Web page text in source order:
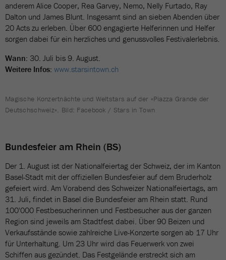
anderem Alice Cooper, Rea Garvey, Nemo, Nelly Furtado, Ray
Dalton und James Blunt. Insgesamt sind an sieben Abenden über
20 Acts zu erleben. Über 600 engagierte Helferinnen und Helfer
sorgen dabei für ein herzliches und genussvolles Festivalerlebnis.
Wann: 30. Juli bis 9. August.
Weitere Infos: www.starsintown.ch
Magische Konzertnächte und Weltstars auf der «Piazza Grande der
Deutschschweiz». Bild: Facebook / Stars in Town
Bundesfeier am Rhein (BS)
Der 1. August ist der Nationalfeiertag der Schweiz, der im Kanton
Basel-Stadt mit der offiziellen Bundesfeier auf dem Bruderholz
gefeiert wird. Am Vorabend des Schweizer Nationalfeiertags, am
31. Juli, findet in Basel die Bundesfeier am Rhein statt. Rund
100'000 Festbesucherinnen und Festbesucher aus der ganzen
Region sind jeweils am Stadtfest dabei. Über 90 Beizen und
Verkaufsstände sowie zahlreiche Live-Konzerte sorgen ab 17 Uhr
für Unterhaltung. Um 23 Uhr wird das Feuerwerk von zwei
Schiffen aus gezündet. Das Festgelände erstreckt sich am